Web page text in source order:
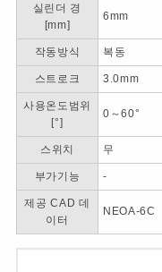
실린더 경
[mm]
6mm
작동방식 복동
스트로크 3.0mm
사용온도범위
[°]
0～60°
스위치 무
부가기능 -
제공 CAD 데
이터
NEOA-6C